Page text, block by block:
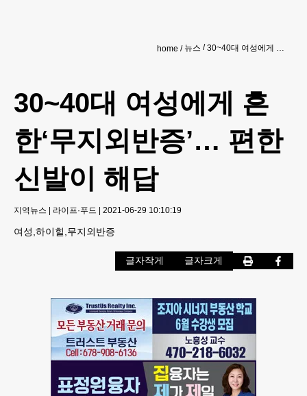
home 뉴스 30~40대 여성에게 흔한‘무지외반증’… 편한 신발이 해답
30~40대 여성에게 흔
한‘무지외반증’… 편한
신발이 해답
지역뉴스 | 라이프·푸드 | 2021-06-29 10:10:19
여성,하이힐,무지외반증
글자작게 글자크게